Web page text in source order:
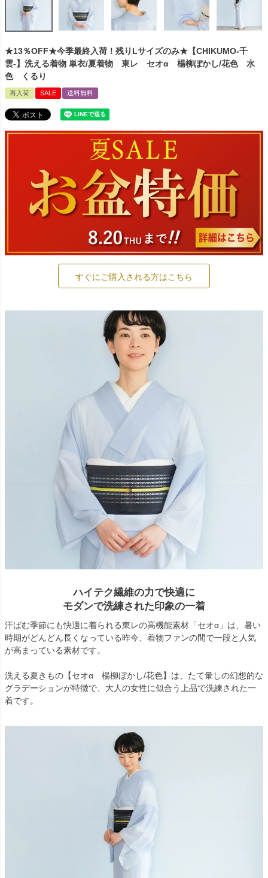
★13％OFF★今季最終入荷！残りLサイズのみ★【CHIKUMO-千
雲-】洗える着物 単衣/夏着物 東レ セオα 楊柳ぼかし/花色 水
色 くるり
再入荷 SALE 送料無料
すぐにご購入される方はこちら
ハイテク繊維の力で快適に
モダンで洗練された印象の一着
汗ばむ季節にも快適に着られる東レの高機能素材「セオα」は、暑い
時期がどんどん長くなっている昨今、着物ファンの間で一段と人気
が高まっている素材です。
洗える夏きもの【セオα 楊柳ぼかし/花色】は、たて暈しの幻想的な
グラデーションが特徴で、大人の女性に似合う上品で洗練された一
着です。